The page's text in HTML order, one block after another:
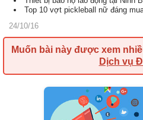
Top 10 vợt pickleball nữ đáng
24/10/16
Muốn bài này được xem
Dịch vụ